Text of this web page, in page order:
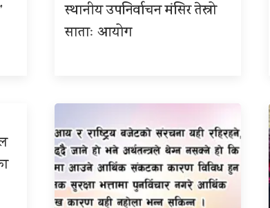
स्थानीय उपनिर्वाचन मंसिर तेस्रो
साताः आयोग